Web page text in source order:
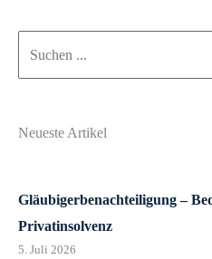
Neueste Artikel
Gläubigerbenachteiligung –
Privatinsolvenz
5. Juli 2026